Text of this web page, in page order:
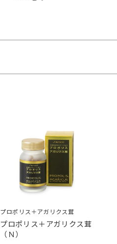
プロポリス＋アガリクス茸
プロポリス＋アガリクス茸
（Ｎ）